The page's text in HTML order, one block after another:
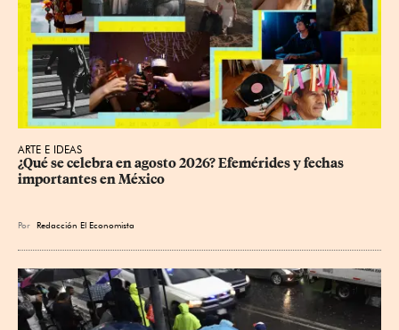
ARTE E IDEAS
¿Qué se celebra en agosto 2026? Efemérides y fechas
importantes en México
Por Redacción El Economista